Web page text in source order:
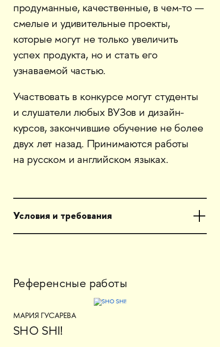
продуманные, качественные, в чем-то —
смелые и удивительные проекты,
которые могут не только увеличить
успех продукта, но и стать его
узнаваемой частью.
Участвовать в конкурсе могут студенты
и слушатели любых ВУЗов и дизайн-
курсов, закончившие обучение не более
двух лет назад. Принимаются работы
на русском и английском языках.
Условия и требования
Референсные работы
МАРИЯ ГУСАРЕВА
SHO SHI!